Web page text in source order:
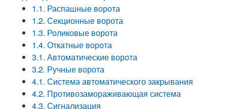
1.1. Распашные ворота
1.2. Секционные ворота
1.3. Роликовые ворота
1.4. Откатные ворота
3.1. Автоматические ворота
3.2. Ручные ворота
4.1. Система автоматического закрывания
4.2. Противозамораживающая система
4.3. Сигнализация